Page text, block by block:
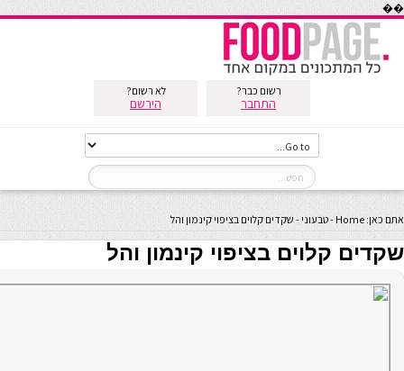
��
רשום כבר?
התחבר
לא רשום?
הירשם
אתם כאן: Home
-טבעוני - שקדים קלוים בציפוי קינמון והל
שקדים קלוים בציפוי קינמון והל